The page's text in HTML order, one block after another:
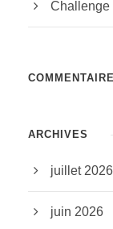
Challenge
ARCHIVES
juillet 2026
juin 2026